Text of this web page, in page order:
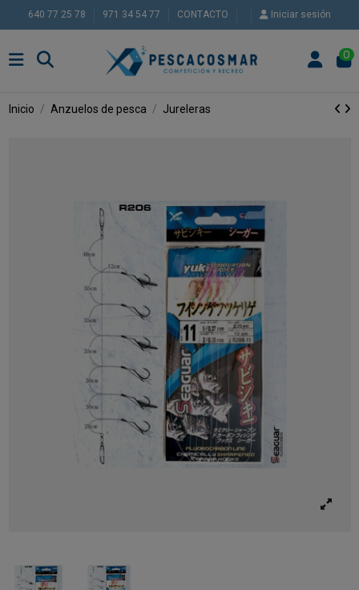
640 77 25 78 971 34 54 77 CONTACTO Iniciar sesión
0
Inicio Anzuelos de pesca Jureleras